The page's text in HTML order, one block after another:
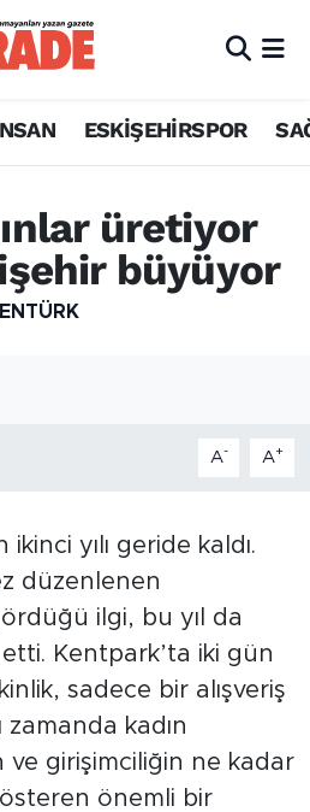
ESKİŞEHİRSPOR
üretiyor
büyüyor
A- A+
ikinci yılı geride kaldı.
düzenlenen
ilgi, bu yıl da
Kentpark’ta iki gün
sadece bir alışveriş
kadın
ve girişimciliğin ne kadar
önemli bir